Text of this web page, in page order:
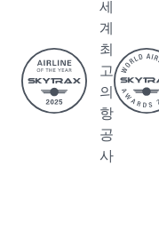
세
계
최
고
의
항
공
사